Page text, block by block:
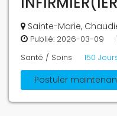
Sainte-Marie,
Publié: 2026-03-09
Santé / Soins 150
Postuler